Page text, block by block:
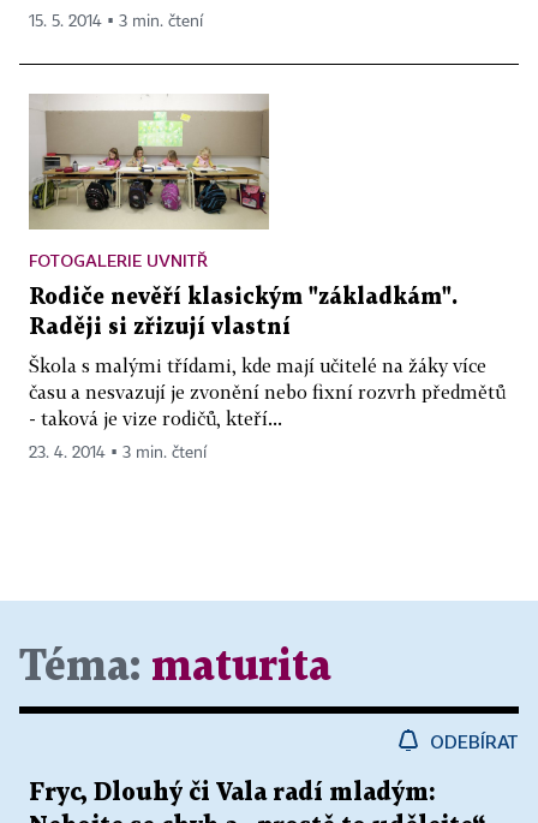
15. 5. 2014 ▪ 3 min. čtení
FOTOGALERIE UVNITŘ
Rodiče nevěří klasickým "základkám".
Raději si zřizují vlastní
Škola s malými třídami, kde mají učitelé na žáky více
času a nesvazují je zvonění nebo fixní rozvrh předmětů
- taková je vize rodičů, kteří...
23. 4. 2014 ▪ 3 min. čtení
Téma: maturita
ODEBÍRAT
Fryc, Dlouhý či Vala radí mladým: